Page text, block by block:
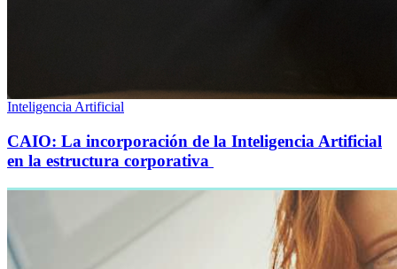
Inteligencia Artificial
CAIO: La incorporación de la Inteligencia Artificial
en la estructura corporativa